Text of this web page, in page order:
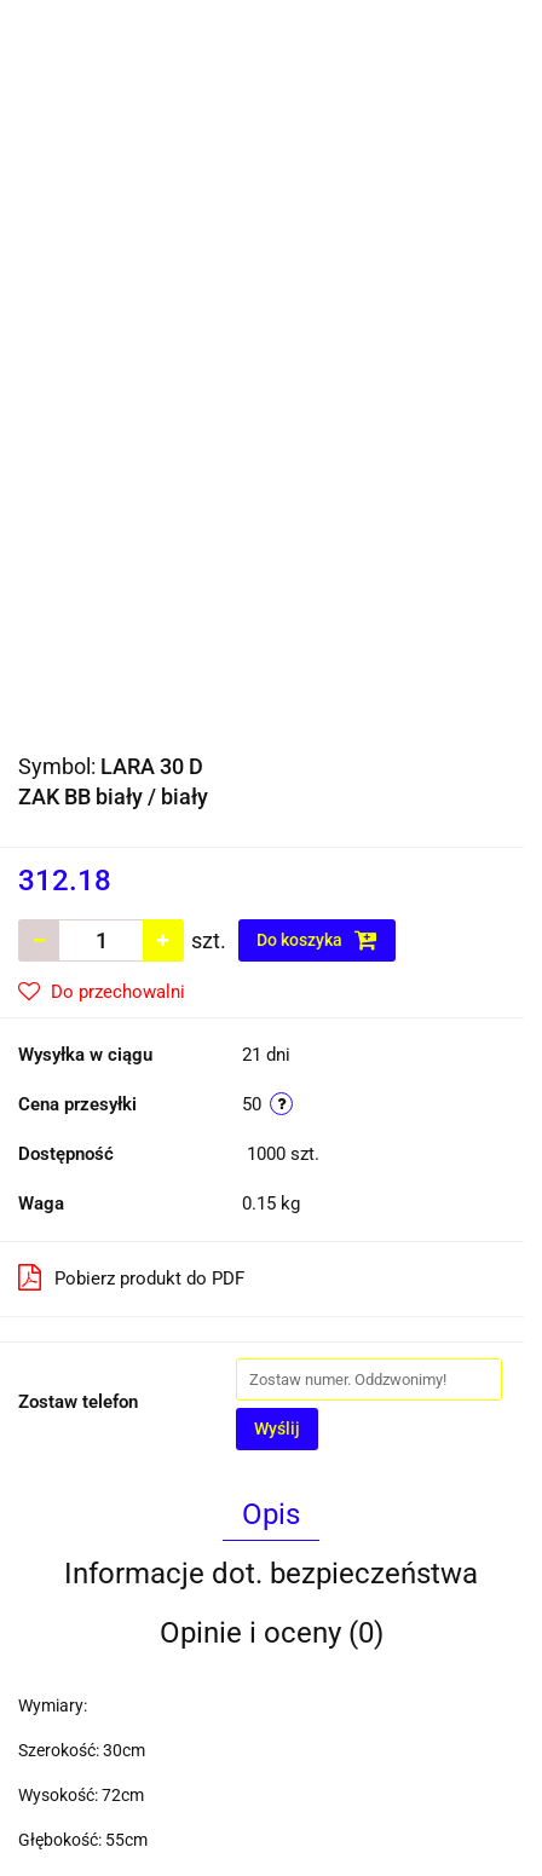
Symbol: LARA 30 D
ZAK BB biały / biały
312.18
szt. Do koszyka
Do przechowalni
Wysyłka w ciągu 21 dni
Cena przesyłki 50
Dostępność 1000 szt.
Waga 0.15 kg
Pobierz produkt do PDF
Zostaw telefon
Wyślij
Opis
Informacje dot. bezpieczeństwa
Opinie i oceny (0)
Wymiary:
Szerokość: 30cm
Wysokość: 72cm
Głębokość: 55cm